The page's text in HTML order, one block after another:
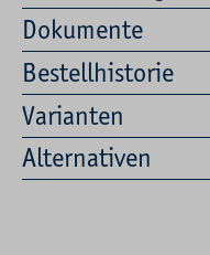
Dokumente
Bestellhistorie
Varianten
Alternativen